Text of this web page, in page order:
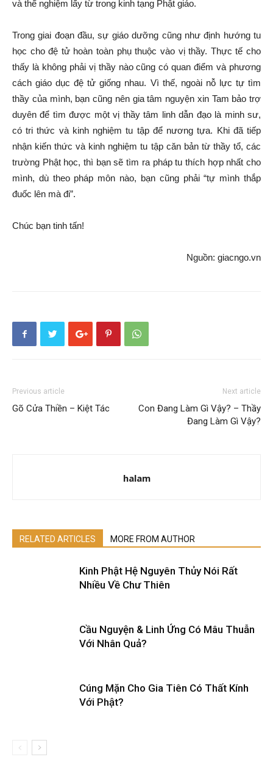
và thể nghiệm lấy từ trong kinh tạng Phật giáo.
Trong giai đoạn đầu, sự giáo dưỡng cũng như định hướng tu
học cho đệ tử hoàn toàn phụ thuộc vào vị thầy. Thực tế cho
thấy là không phải vị thầy nào cũng có quan điểm và phương
cách giáo dục đệ tử giống nhau. Vì thế, ngoài nỗ lực tự tìm
thầy của mình, bạn cũng nên gia tâm nguyện xin Tam bảo trợ
duyên để tìm được một vị thầy tâm linh dẫn đạo là minh sư,
có tri thức và kinh nghiệm tu tập để nương tựa. Khi đã tiếp
nhận kiến thức và kinh nghiệm tu tập căn bản từ thầy tổ, các
trường Phật học, thì bạn sẽ tìm ra pháp tu thích hợp nhất cho
mình, dù theo pháp môn nào, bạn cũng phải “tự mình thắp
đuốc lên mà đi”.
Chúc bạn tinh tấn!
Nguồn: giacngo.vn
Previous article
Gõ Cửa Thiền – Kiệt Tác
Next article
Con Đang Làm Gì Vậy? – Thầy
Đang Làm Gì Vậy?
halam
RELATED ARTICLES MORE FROM AUTHOR
Kinh Phật Hệ Nguyên Thủy Nói Rất
Nhiều Về Chư Thiên
Cầu Nguyện & Linh Ứng Có Mâu Thuẫn
Với Nhân Quả?
Cúng Mặn Cho Gia Tiên Có Thất Kính
Với Phật?